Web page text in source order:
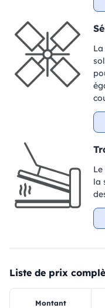
la
Liste de prix
Montant